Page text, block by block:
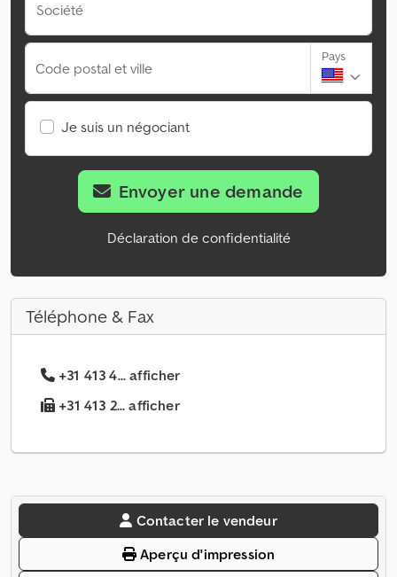
Société
Code postal et ville
Pays
Je suis un négociant
Envoyer une demande
Déclaration de confidentialité
Téléphone & Fax
+31 413 4... afficher
+31 413 2... afficher
Contacter le vendeur
Aperçu d'impression